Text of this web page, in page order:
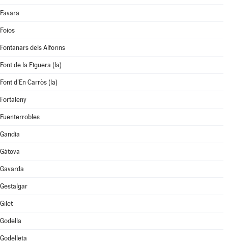
Favara
Foios
Fontanars dels Alforins
Font de la Figuera (la)
Font d'En Carròs (la)
Fortaleny
Fuenterrobles
Gandia
Gátova
Gavarda
Gestalgar
Gilet
Godella
Godelleta